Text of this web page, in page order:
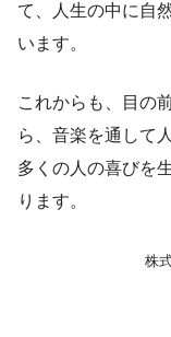
て、人生の中に自
います。
これからも、目の
ら、音楽を通して
多くの人の喜びを
ります。
株